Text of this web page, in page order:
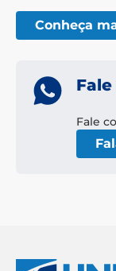
Conheça
Fale